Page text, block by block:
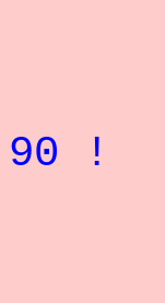
Un
90 !